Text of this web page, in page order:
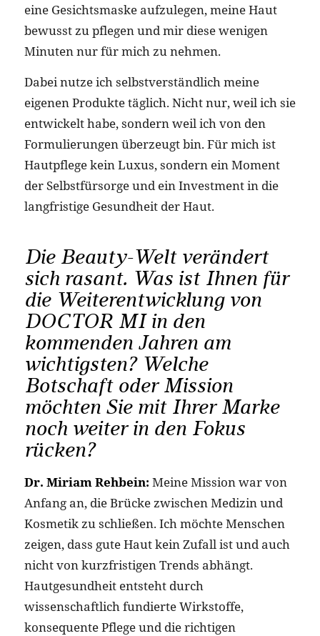
eine Gesichtsmaske aufzulegen, meine Haut
bewusst zu pflegen und mir diese wenigen
Minuten nur für mich zu nehmen.
Dabei nutze ich selbstverständlich meine
eigenen Produkte täglich. Nicht nur, weil ich sie
entwickelt habe, sondern weil ich von den
Formulierungen überzeugt bin. Für mich ist
Hautpflege kein Luxus, sondern ein Moment
der Selbstfürsorge und ein Investment in die
langfristige Gesundheit der Haut.
Die Beauty-Welt verändert
sich rasant. Was ist Ihnen für
die Weiterentwicklung von
DOCTOR MI in den
kommenden Jahren am
wichtigsten? Welche
Botschaft oder Mission
möchten Sie mit Ihrer Marke
noch weiter in den Fokus
rücken?
Dr. Miriam Rehbein: Meine Mission war von
Anfang an, die Brücke zwischen Medizin und
Kosmetik zu schließen. Ich möchte Menschen
zeigen, dass gute Haut kein Zufall ist und auch
nicht von kurzfristigen Trends abhängt.
Hautgesundheit entsteht durch
wissenschaftlich fundierte Wirkstoffe,
konsequente Pflege und die richtigen